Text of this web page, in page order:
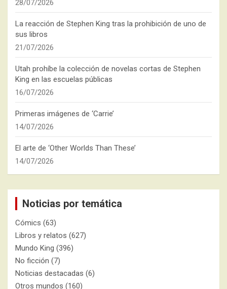
28/07/2026
La reacción de Stephen King tras la prohibición de uno de
sus libros
21/07/2026
Utah prohíbe la colección de novelas cortas de Stephen
King en las escuelas públicas
16/07/2026
Primeras imágenes de ‘Carrie’
14/07/2026
El arte de ‘Other Worlds Than These’
14/07/2026
Noticias por temática
Cómics (63)
Libros y relatos (627)
Mundo King (396)
No ficción (7)
Noticias destacadas (6)
Otros mundos (160)